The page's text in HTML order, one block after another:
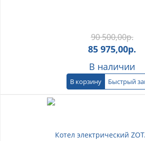
90 500,00р.
85 975,00р.
В наличии
В корзину Быстрый